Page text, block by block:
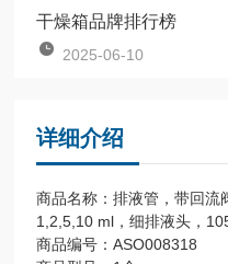
干燥箱品牌排行榜
2025-06-10
详细介绍
商品名称：排液管，带回
1,2,5,10 ml，细排液头，
商品编号：ASO008318